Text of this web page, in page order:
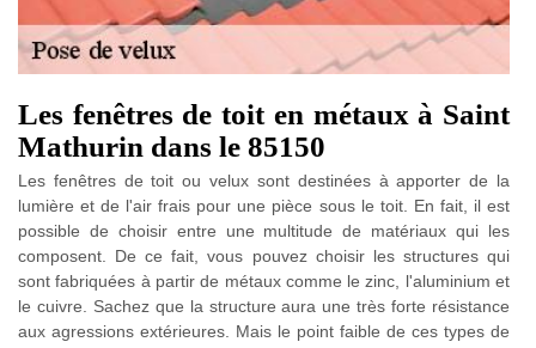
Les fenêtres de toit en métaux à Saint
Mathurin dans le 85150
Les fenêtres de toit ou velux sont destinées à apporter de la
lumière et de l'air frais pour une pièce sous le toit. En fait, il est
possible de choisir entre une multitude de matériaux qui les
composent. De ce fait, vous pouvez choisir les structures qui
sont fabriquées à partir de métaux comme le zinc, l'aluminium et
le cuivre. Sachez que la structure aura une très forte résistance
aux agressions extérieures. Mais le point faible de ces types de